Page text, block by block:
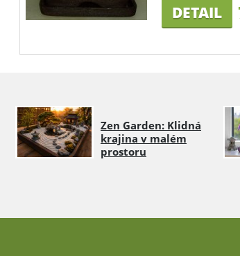
DETAIL
Zen Garden: Klidná
krajina v malém
prostoru